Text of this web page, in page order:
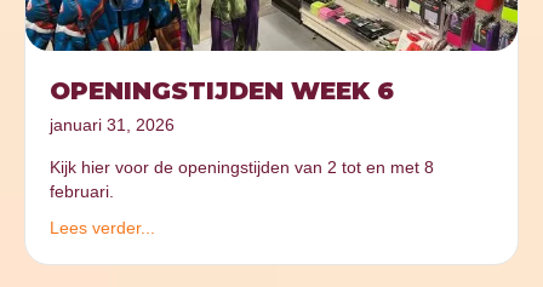
OPENINGSTIJDEN WEEK 6
januari 31, 2026
Kijk hier voor de openingstijden van 2 tot en met 8
februari.
Lees verder...